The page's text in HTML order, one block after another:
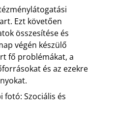
Ezt követően
összesítése és
végén készülő
fő problémákat, a
és az ezekre
fotó: Szociális és